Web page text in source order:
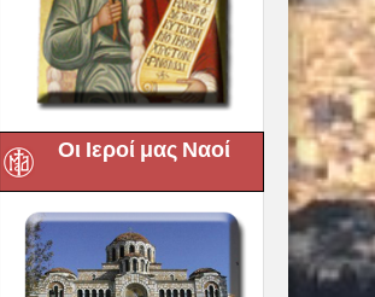
Οι Ιεροί μας Ναοί